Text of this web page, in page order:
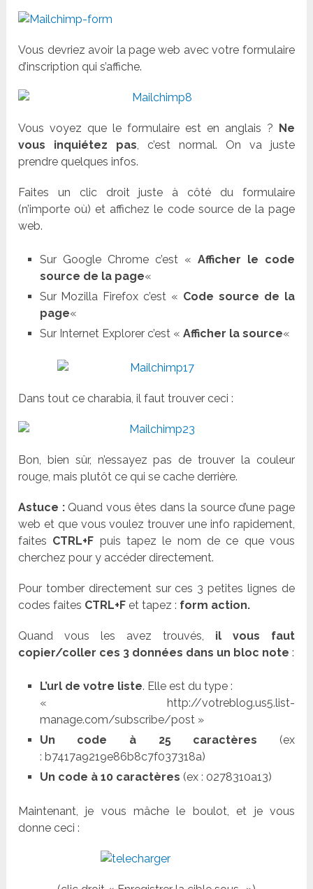
Vous devriez avoir la page web avec votre formulaire
d’inscription qui s’affiche.
Vous voyez que le formulaire est en anglais ? Ne
vous inquiétez pas , c’est normal. On va juste
prendre quelques infos.
Faites un clic droit juste à côté du formulaire
(n’importe où) et affichez le code source de la page
web.
Sur Google Chrome c’est « Afficher le code
source de la page«
Sur Mozilla Firefox c’est « Code source de la
page«
Sur Internet Explorer c’est « Afficher la source«
Dans tout ce charabia, il faut trouver ceci :
Bon, bien sûr, n’essayez pas de trouver la couleur
rouge, mais plutôt ce qui se cache derrière.
Astuce :Quand vous êtes dans la source d’une page
web et que vous voulez trouver une info rapidement,
faites CTRL+F puis tapez le nom de ce que vous
cherchez pour y accéder directement.
Pour tomber directement sur ces 3 petites lignes de
codes faites CTRL+F et tapez : form action.
Quand vous les avez trouvés, il vous faut
copier/coller ces 3 données dans un bloc note :
L’url de votre liste. Elle est du type :
« http://votreblog.us5.list-
manage.com/subscribe/post »
Un code à 25 caractères (ex
: b7417a9219e86b8c7f037318a)
Un code à 10 caractères (ex : 0278310a13)
Maintenant, je vous mâche le boulot, et je vous
donne ceci :